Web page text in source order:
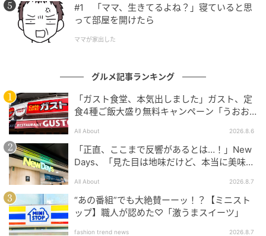
麦粉で仕立てたホワイトソースが全体をやさしくまと
めています。パルメザン、ゴーダ、チェダーの3種をブ
レンドしたパルメザンミックスチーズをふりかけ、香
ーリックライスの存在感もあり、かみしめるたび深い
味わいを楽しめます。食べ応えばっちり。
#1 「ママ、生きてるよね？」寝ていると思
って部屋を開けたら
ママが家出した
グルメ記事ランキング
「ガスト食堂、本気出しました」ガスト、定
食4種ご飯大盛り無料キャンペーン「うおお
All About 2026.8.6
「正直、ここまで反響があるとは…！」New
Days、「見た目は地味だけど、本当に美味し
All About 2026.8.7
“あの番組”でも大絶賛ーーッ！？【ミニスト
ップ】職人が認めた♡「激うまスイーツ」
fashion trend news 2026.8.7